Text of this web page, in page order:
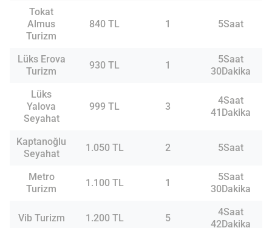
Tokat
Almus
Turizm
840 TL 1 5Saat
Lüks Erova
Turizm
930 TL 1
5Saat
30Dakika
Lüks
Yalova
Seyahat
999 TL 3
4Saat
41Dakika
Kaptanoğlu
Seyahat
1.050 TL 2 5Saat
Metro
Turizm
1.100 TL 1
5Saat
30Dakika
Vib Turizm 1.200 TL 5
4Saat
42Dakika